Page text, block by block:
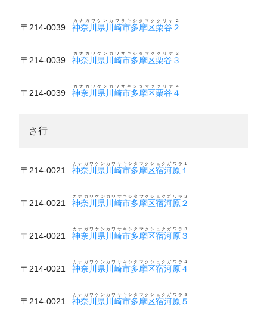
〒214-0039 神奈川県川崎市多摩区栗谷２
カナガワケンカワサキシタマククリヤ２
〒214-0039 神奈川県川崎市多摩区栗谷３
カナガワケンカワサキシタマククリヤ３
〒214-0039 神奈川県川崎市多摩区栗谷４
カナガワケンカワサキシタマククリヤ４
さ行
〒214-0021 神奈川県川崎市多摩区宿河原１
カナガワケンカワサキシタマクシュクガワラ１
〒214-0021 神奈川県川崎市多摩区宿河原２
カナガワケンカワサキシタマクシュクガワラ２
〒214-0021 神奈川県川崎市多摩区宿河原３
カナガワケンカワサキシタマクシュクガワラ３
〒214-0021 神奈川県川崎市多摩区宿河原４
カナガワケンカワサキシタマクシュクガワラ４
〒214-0021 神奈川県川崎市多摩区宿河原５
カナガワケンカワサキシタマクシュクガワラ５